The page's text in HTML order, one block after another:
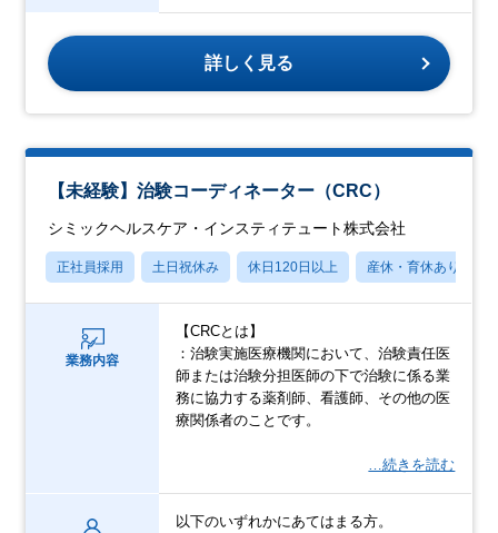
詳しく見る
【未経験】治験コーディネーター（CRC）
シミックヘルスケア・インスティテュート株式会社
正社員採用 土日祝休み 休日120日以上 産休・育休あり
業務内容
【CRCとは】
：治験実施医療機関において、治験責任医
師または治験分担医師の下で治験に係る業
務に協力する薬剤師、看護師、その他の医
療関係者のことです。
…続きを読む
以下のいずれかにあてはまる方。